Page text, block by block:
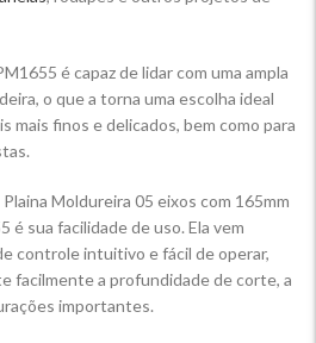
é capaz de lidar com uma ampla
o que a torna uma escolha ideal
mais finos e delicados, bem como para
Moldureira 05 eixos com 165mm
é sua facilidade de uso. Ela vem
controle intuitivo e fácil de operar,
facilmente a profundidade de corte, a
importantes.